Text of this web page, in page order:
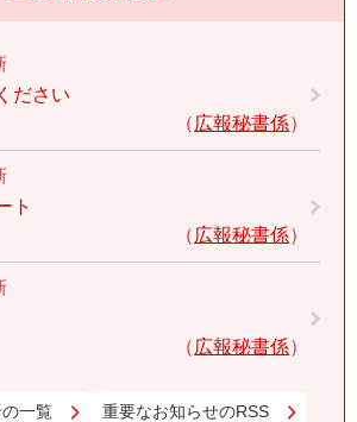
ださい
広報秘書係
ト
広報秘書係
広報秘書係
一覧 重要なお知らせのRSS